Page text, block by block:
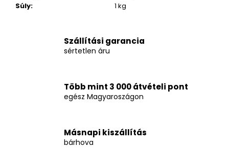
Súly: 1 kg
Szállítási garancia
sértetlen áru
Több mint 3 000 átvételi pont
egész Magyaroszágon
Másnapi kiszállítás
bárhova